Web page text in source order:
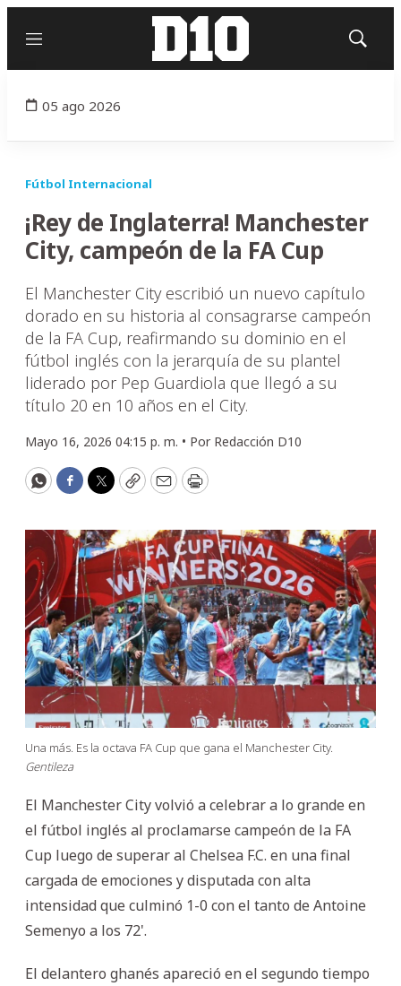
Menú
Mostrar
05 ago 2026
Fútbol Internacional
¡Rey de Inglaterra! Manchester
City, campeón de la FA Cup
El Manchester City escribió un nuevo capítulo
dorado en su historia al consagrarse campeón
de la FA Cup, reafirmando su dominio en el
fútbol inglés con la jerarquía de su plantel
liderado por Pep Guardiola que llegó a su
título 20 en 10 años en el City.
Mayo 16, 2026 04:15 p. m. • Por Redacción D10
WhatsApp
Facebook
Twitter
CopyEmailPrint
Una más. Es la octava FA Cup que gana el Manchester City.
Gentileza
El Manchester City volvió a celebrar a lo grande en
el fútbol inglés al proclamarse campeón de la FA
Cup luego de superar al Chelsea F.C. en una final
cargada de emociones y disputada con alta
intensidad que culminó 1-0 con el tanto de Antoine
Semenyo a los 72'.
El delantero ghanés apareció en el segundo tiempo